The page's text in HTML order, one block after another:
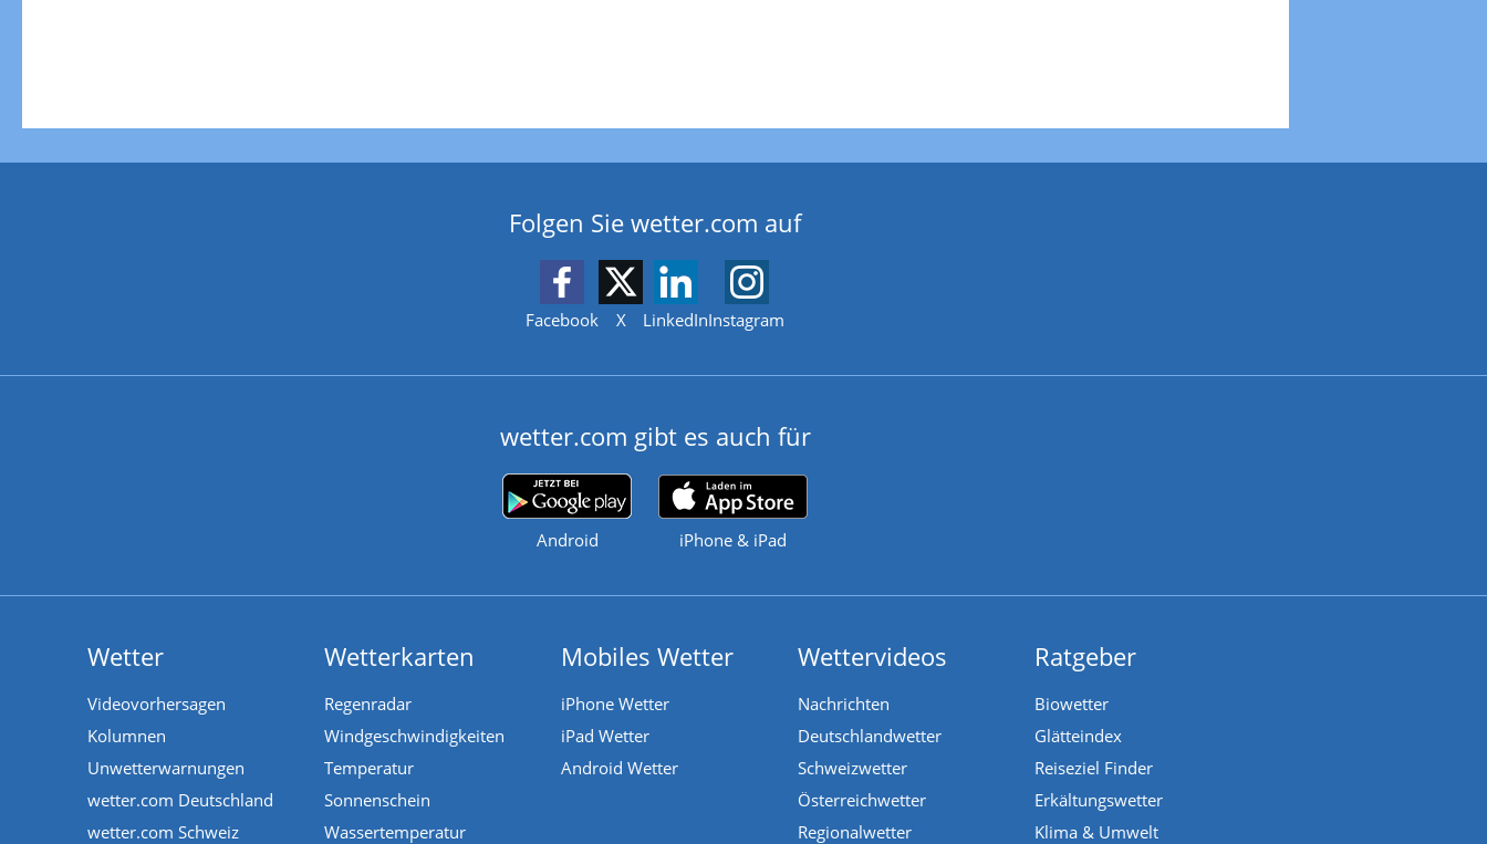
Folgen Sie wetter.com auf
Facebook X LinkedInInstagram
wetter.com gibt es auch für
Android iPhone & iPad
Wetter
Videovorhersagen
Kolumnen
Unwetterwarnungen
wetter.com Deutschland
wetter.com Schweiz
Wetterkarten
Regenradar
Windgeschwindigkeiten
Temperatur
Sonnenschein
Wassertemperatur
Mobiles Wetter
iPhone Wetter
iPad Wetter
Android Wetter
Wettervideos
Nachrichten
Deutschlandwetter
Schweizwetter
Österreichwetter
Regionalwetter
Ratgeber
Biowetter
Glätteindex
Reiseziel Finder
Erkältungswetter
Klima & Umwelt